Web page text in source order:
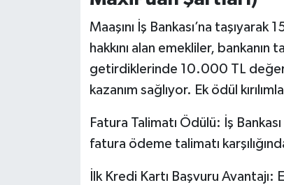
Maaşını İş Bankası’na
hakkını alan emekliler,
getirdiklerinde 10.000 TL
kazanım sağlıyor. Ek ödül
Fatura Talimatı Ödülü: İş
fatura ödeme talimatı
İlk Kredi Kartı Başvuru
VİZYONDAKİLER